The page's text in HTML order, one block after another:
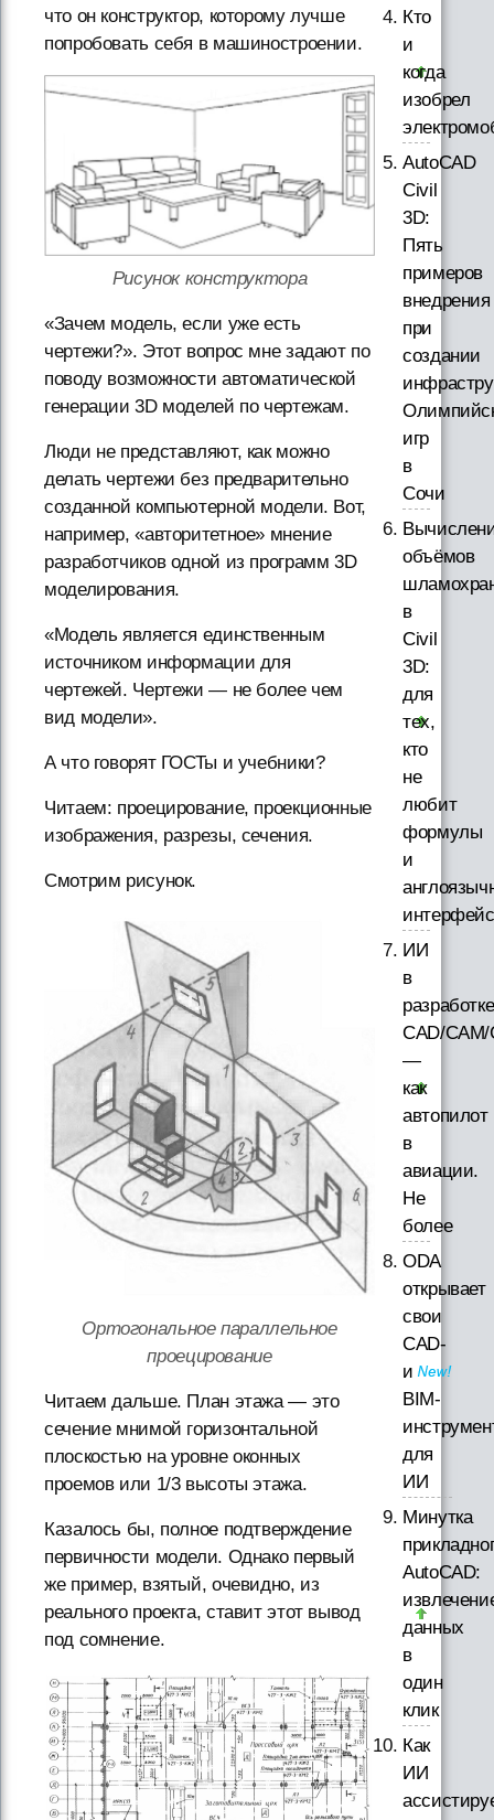
что он конструктор, которому лучше
попробовать себя в машиностроении.
Рисунок конструктора
«Зачем модель, если уже есть
чертежи?». Этот вопрос мне задают по
поводу возможности автоматической
генерации 3D моделей по чертежам.
Люди не представляют, как можно
делать чертежи без предварительно
созданной компьютерной модели. Вот,
например, «авторитетное» мнение
разработчиков одной из программ 3D
моделирования.
«Модель является единственным
источником информации для
чертежей. Чертежи — не более чем
вид модели».
А что говорят ГОСТы и учебники?
Читаем: проецирование, проекционные
изображения, разрезы, сечения.
Смотрим рисунок.
Ортогональное параллельное
проецирование
Читаем дальше. План этажа — это
сечение мнимой горизонтальной
плоскостью на уровне оконных
проемов или 1/3 высоты этажа.
Казалось бы, полное подтверждение
первичности модели. Однако первый
же пример, взятый, очевидно, из
реального проекта, ставит этот вывод
под сомнение.
Кто
и
когда
изобрел
AutoCAD
Civil
3D:
Пять
примеров
внедрения
при
создании
игр
в
Сочи
объёмов
в
Civil
3D:
для
тех,
кто
не
любит
формулы
и
ИИ
в
разработке
CAD/
—
как
автопилот
в
авиации.
Не
более
ODA
открывает
свои
CAD-
и
BIM-
для
ИИ
Минутка
AutoCAD:
данных
в
один
клик
Как
ИИ